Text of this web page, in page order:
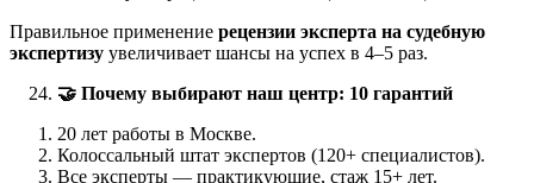
Правильное применение рецензии эксперта на судебную
экспертизу увеличивает шансы на успех в 4–5 раз.
🤝 Почему выбирают наш центр: 10 гарантий
20 лет работы в Москве.
Колоссальный штат экспертов (120+ специалистов).
Все эксперты — практикующие, стаж 15+ лет.